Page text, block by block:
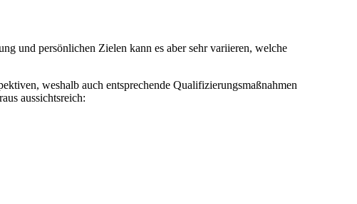
und persönlichen Zielen kann es aber sehr variieren, welche
weshalb auch entsprechende Qualifizierungsmaßnahmen
aussichtsreich: